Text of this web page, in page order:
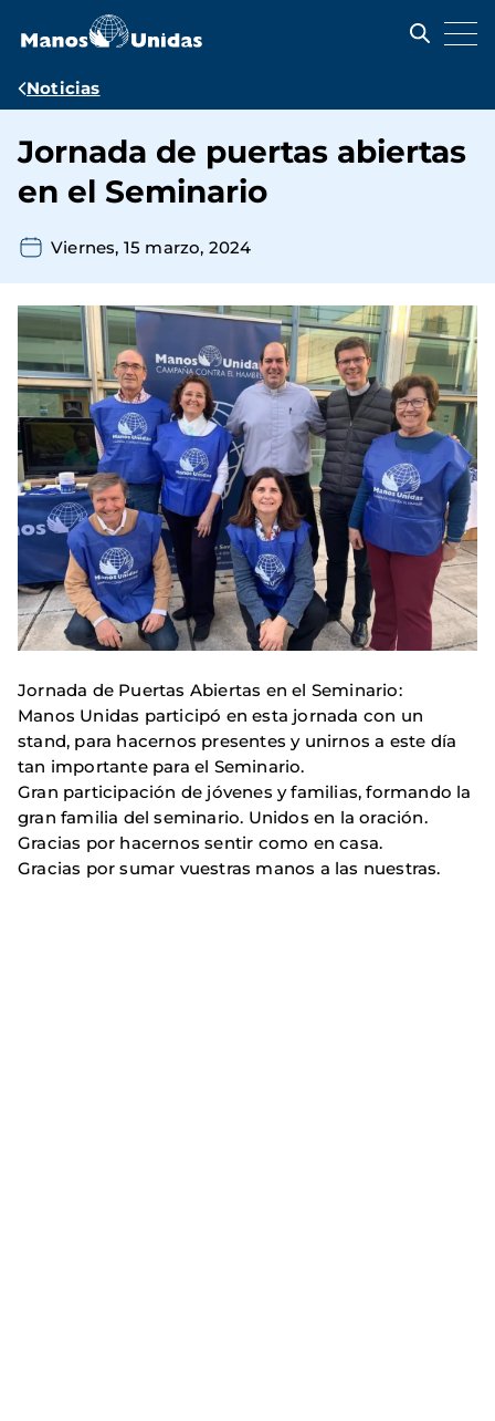
contenido
Ruta
navegación
Noticias
Jornada de puertas abiertas
en el Seminario
Viernes, 15 marzo, 2024
Jornada de Puertas Abiertas en el Seminario:
Manos Unidas participó en esta jornada con un
stand, para hacernos presentes y unirnos a este día
tan importante para el Seminario.
Gran participación de jóvenes y familias, formando la
gran familia del seminario. Unidos en la oración.
Gracias por hacernos sentir como en casa.
Gracias por sumar vuestras manos a las nuestras.